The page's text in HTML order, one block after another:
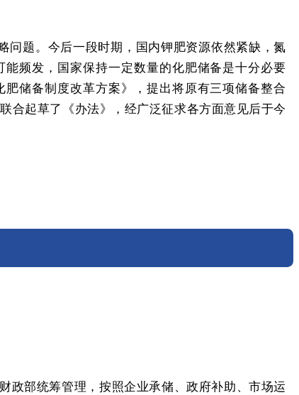
问题。今后一段时期，国内钾肥资源依然紧缺，氮
频发，国家保持一定数量的化肥储备是十分必要
储备制度改革方案》，提出将原有三项储备整合
合起草了《办法》，经广泛征求各方面意见后于今
政部统筹管理，按照企业承储、政府补助、市场运